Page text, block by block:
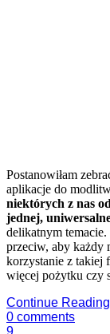
Postanowiłam
aplikacje do
niektórych z nas
jednej,
delikatnym
przeciw, aby każdy
korzystanie z takiej
więcej pożytku czy
Continue Reading
0 comments